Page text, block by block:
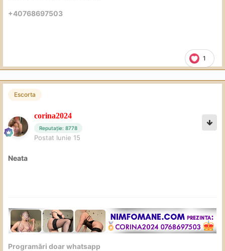
1
+40768697503
Escorta
corina2024
Reputație: 8778
Postat Iunie 15
Neata
Programări doar whatsapp